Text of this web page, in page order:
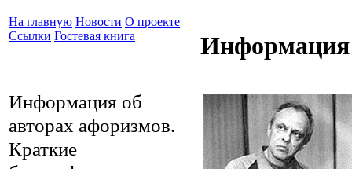
На главную Новости О проекте
Ссылки Гостевая книга
Информация об
авторах афоризмов.
Краткие
Информация